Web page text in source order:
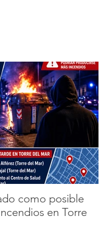
litoral de la
pondrá
servicio sus
y
las
de playas
4 5
como posible
en Torre